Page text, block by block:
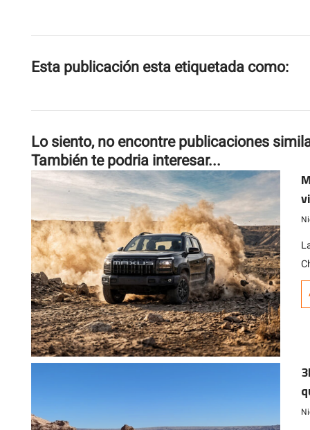
Esta publicación esta etiquetada como:
Lo siento, no encontre publicaciones
También te podria interesar...